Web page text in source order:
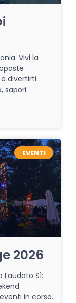
Vivi la
divertirti.
sapori
EVENTI
2026
Laudato Sì:
in corso.